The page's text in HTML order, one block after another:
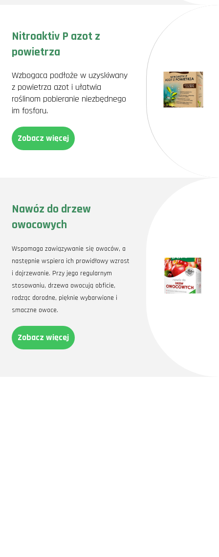
Nitroaktiv P azot z
powietrza
Wzbogaca podłoże w uzyskiwany
z powietrza azot i ułatwia
roślinom pobieranie niezbędnego
im fosforu.
Zobacz więcej
Nawóz do drzew
owocowych
Wspomaga zawiązywanie się owoców, a
następnie wspiera ich prawidłowy wzrost
i dojrzewanie. Przy jego regularnym
stosowaniu, drzewa owocują obficie,
rodząc dorodne, pięknie wybarwione i
smaczne owoce.
Zobacz więcej